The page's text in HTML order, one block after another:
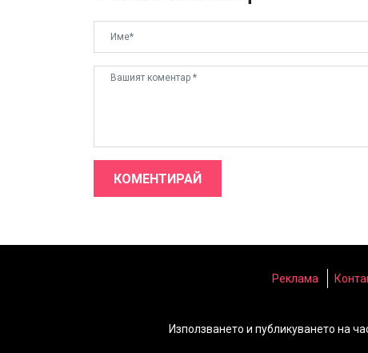
КОМЕНТИРАЙ
Реклама
Използването и публикуването на